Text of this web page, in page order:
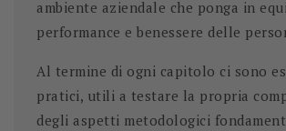
ambiente aziendale che ponga in
performance e benessere delle
Al termine di ogni capitolo ci sono
pratici, utili a testare la propria
degli aspetti metodologici